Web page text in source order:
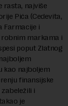
rasta, najviše
Pića (Cedevita,
Farmacije i
robnim markama i
poput Zlatnog
kao najboljem
finansijske
i
je